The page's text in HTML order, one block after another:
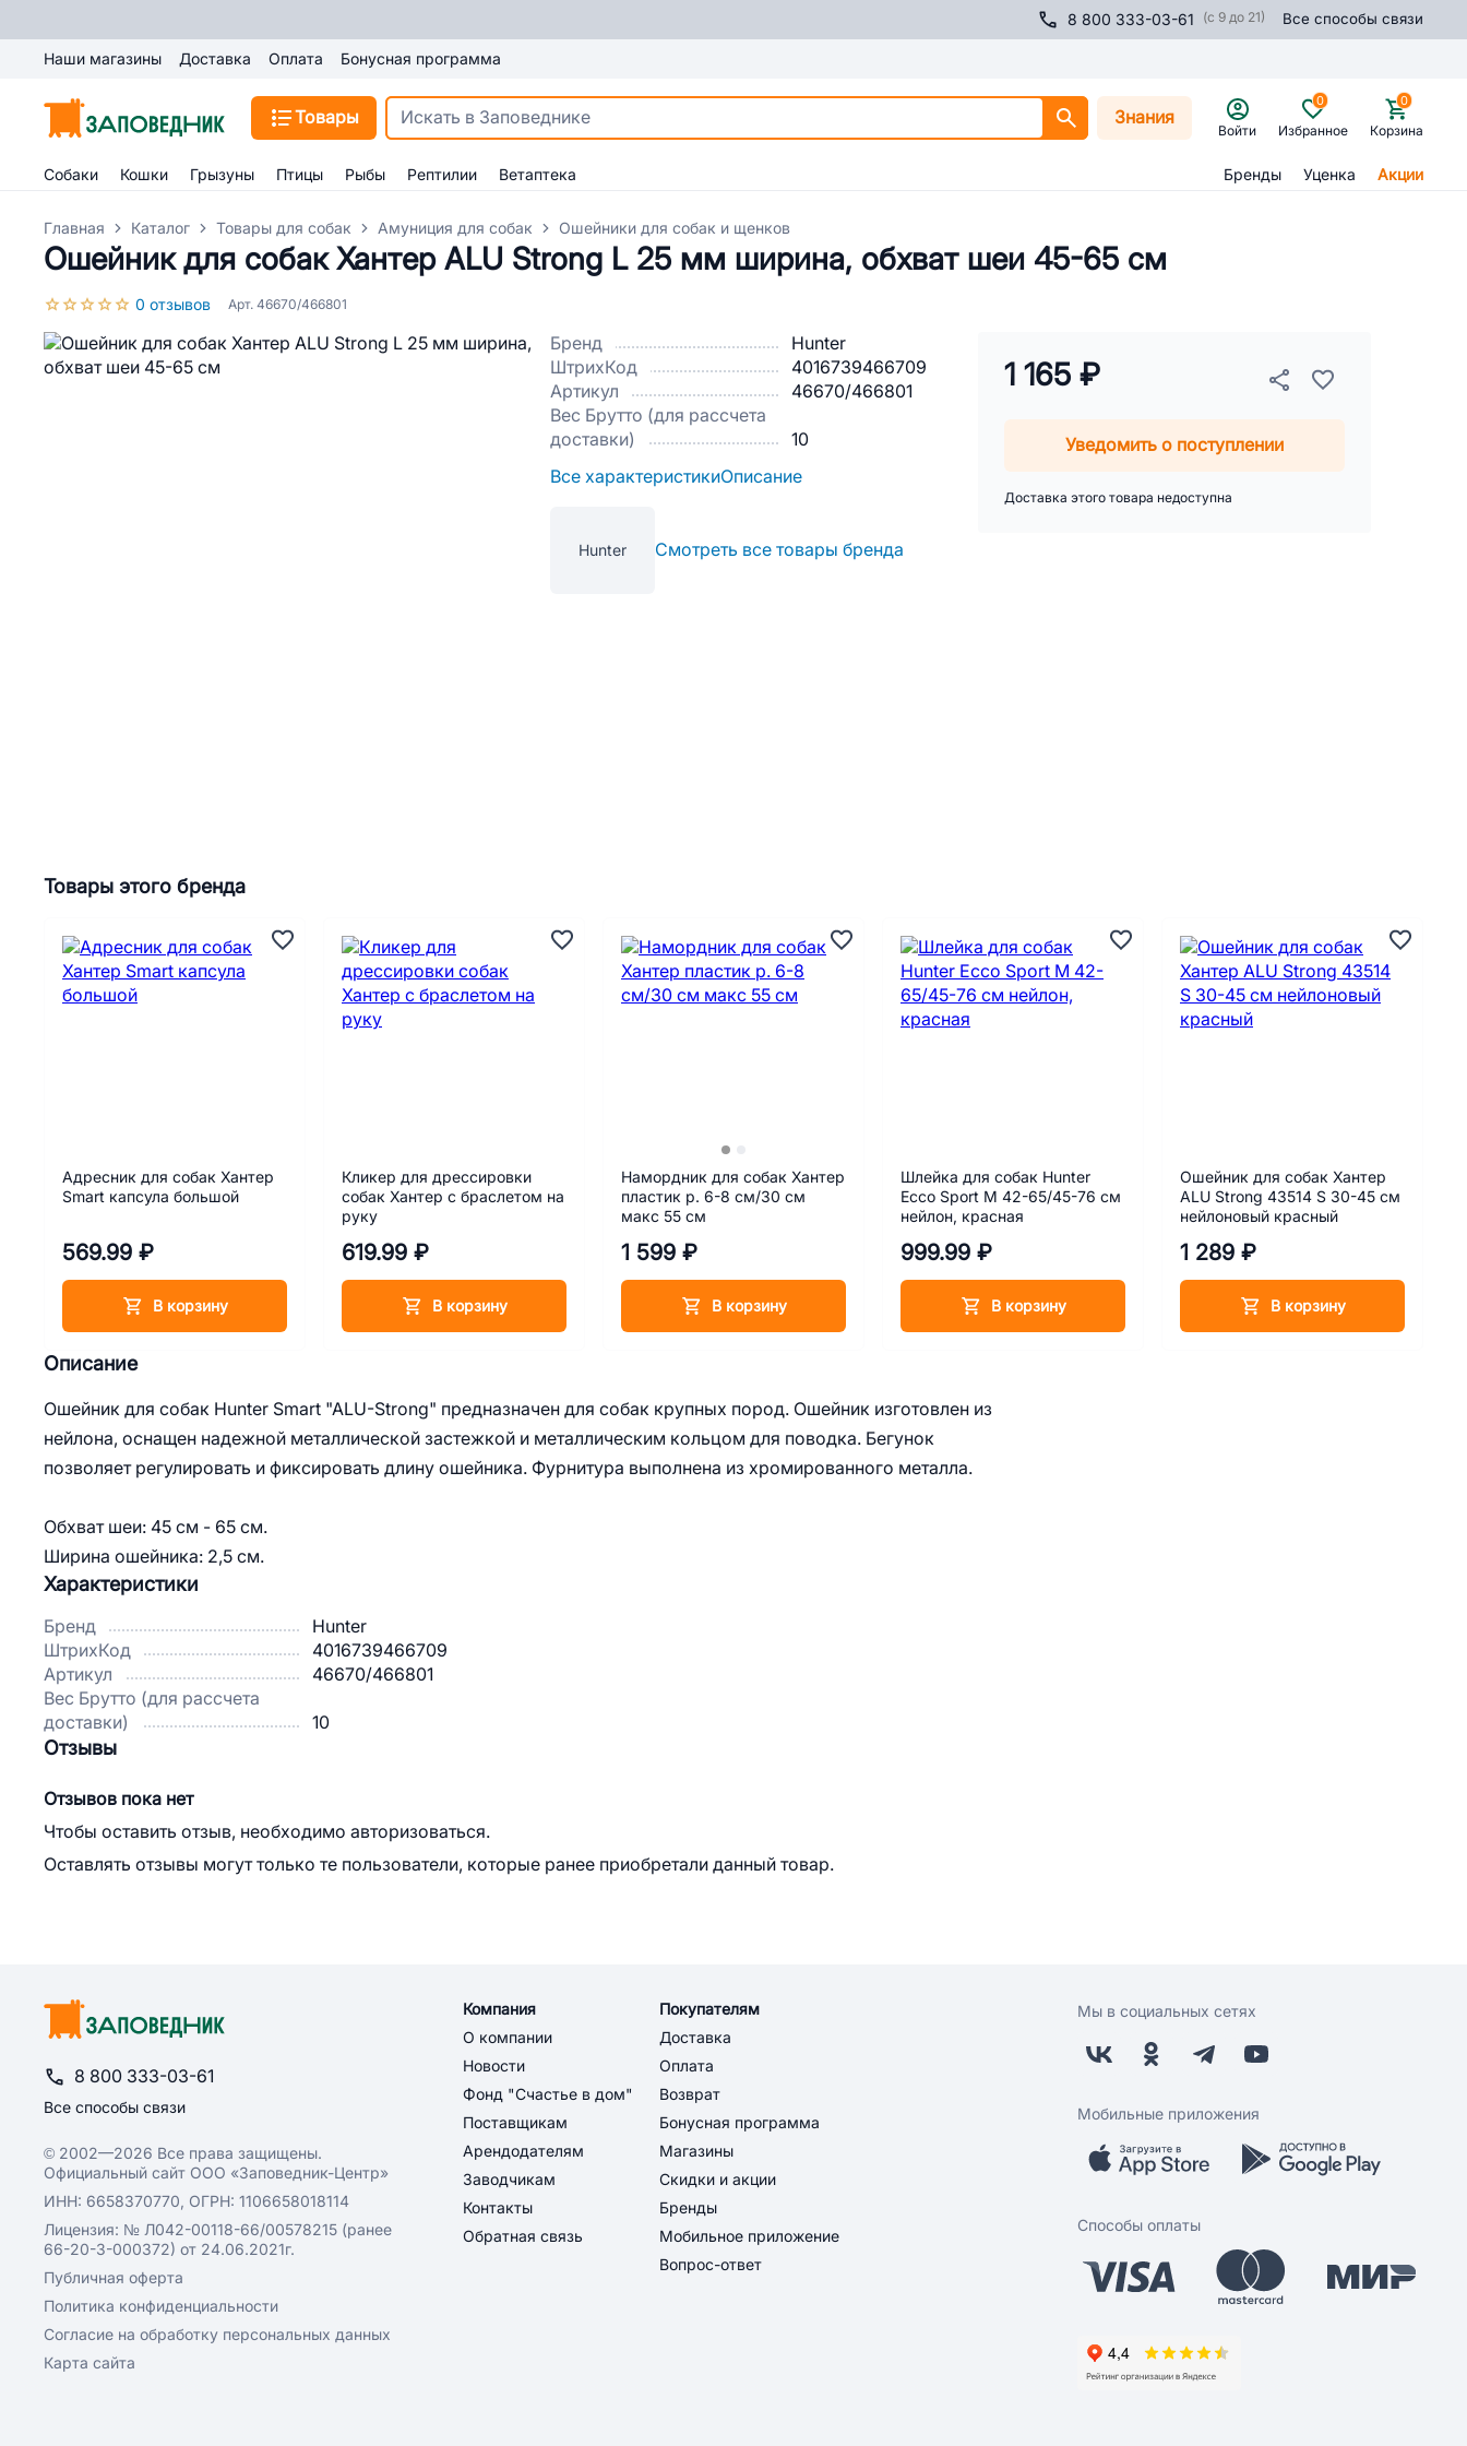
8 800 333-03-61 (с 9 до 21) Все способы связи
Наши магазины Доставка Оплата Бонусная программа
Товары Знания
Войти Избранное
0
Корзина
0
Собаки Кошки Грызуны Птицы Рыбы Рептилии Ветаптека Бренды Уценка Акции
Главная Каталог Товары для собак Амуниция для собак Ошейники для собак и щенков
Ошейник для собак Хантер ALU Strong L 25 мм ширина, обхват шеи 45-65 см
0 отзывов Арт. 46670/466801
Бренд
Hunter
ШтрихКод
4016739466709
Артикул
46670/466801
Вес Брутто (для рассчета
доставки)
10
Все характеристикиОписание
Hunter Смотреть все товары бренда
1 165 ₽
Уведомить о поступлении
Доставка этого товара недоступна
Описание
Ошейник для собак Hunter Smart "ALU-Strong" предназначен для собак крупных пород. Ошейник изготовлен из
нейлона, оснащен надежной металлической застежкой и металлическим кольцом для поводка. Бегунок
позволяет регулировать и фиксировать длину ошейника. Фурнитура выполнена из хромированного металла.
Обхват шеи: 45 см - 65 см.
Ширина ошейника: 2,5 см.
Товары этого бренда
Адресник для собак Хантер
Smart капсула большой
569.99 ₽
В корзину
Кликер для дрессировки
собак Хантер с браслетом на
руку
619.99 ₽
В корзину
Намордник для собак Хантер
пластик р. 6-8 см/30 см
макс 55 см
1 599 ₽
В корзину
Шлейка для собак Hunter
Ecco Sport M 42-65/45-76 см
нейлон, красная
999.99 ₽
В корзину
Ошейник для собак Хантер
ALU Strong 43514 S 30-45 см
нейлоновый красный
1 289 ₽
В корзину
Характеристики
Бренд
Hunter
ШтрихКод
4016739466709
Артикул
46670/466801
Вес Брутто (для рассчета
доставки)
10
Отзывы
Отзывов пока нет
Чтобы оставить отзыв, необходимо авторизоваться.
Оставлять отзывы могут только те пользователи, которые ранее приобретали данный товар.
8 800 333-03-61
Все способы связи
© 2002—2026 Все права защищены.
Официальный сайт ООО «Заповедник-Центр»
ИНН: 6658370770, ОГРН: 1106658018114
Лицензия: № Л042-00118-66/00578215 (ранее
66-20-3-000372) от 24.06.2021г.
Публичная оферта
Политика конфиденциальности
Согласие на обработку персональных данных
Карта сайта
Компания
О компании
Новости
Фонд "Счастье в дом"
Поставщикам
Арендодателям
Заводчикам
Контакты
Обратная связь
Покупателям
Доставка
Оплата
Возврат
Бонусная программа
Магазины
Скидки и акции
Бренды
Мобильное приложение
Вопрос-ответ
Мы в социальных сетях
Мобильные приложения
Способы оплаты